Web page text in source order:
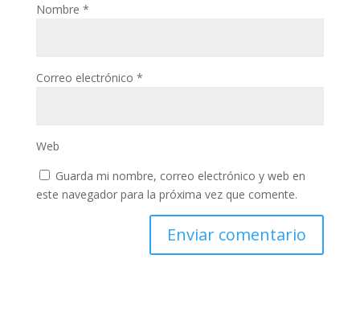
Nombre *
Correo electrónico *
Web
Guarda mi nombre, correo electrónico y web en
este navegador para la próxima vez que comente.